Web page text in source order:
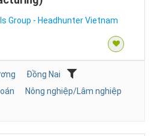
Group - Headhunter Vietnam
Đồng Nai
Nông nghiệp/Lâm nghiệp